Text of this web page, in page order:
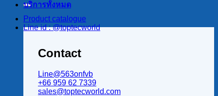
Product catalogue
Line id : @toptecworld
บริการทั้งหมด
Contact
Line@563onfvb
+66 959 62 7339
sales@toptecworld.com